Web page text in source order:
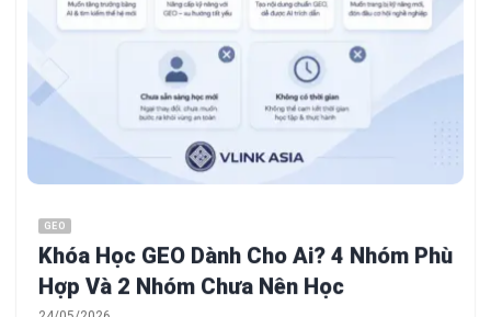
GEO
Khóa Học GEO Dành Cho Ai? 4 Nhóm Phù
Hợp Và 2 Nhóm Chưa Nên Học